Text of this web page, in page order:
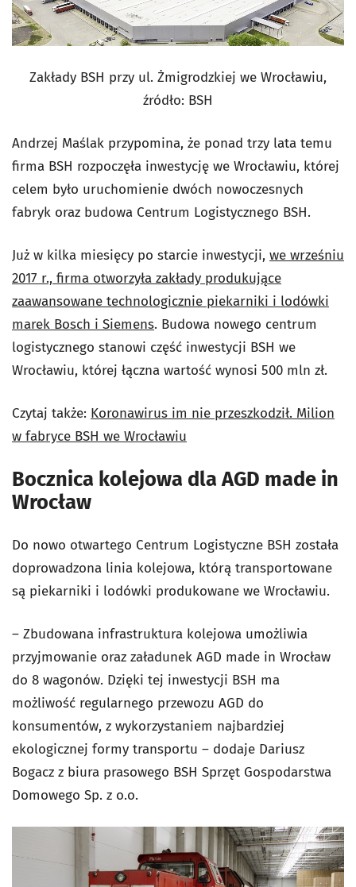
Zakłady BSH przy ul. Żmigrodzkiej we Wrocławiu,
źródło: BSH
Andrzej Maślak przypomina, że ponad trzy lata temu
firma BSH rozpoczęła inwestycję we Wrocławiu, której
celem było uruchomienie dwóch nowoczesnych
fabryk oraz budowa Centrum Logistycznego BSH.
Już w kilka miesięcy po starcie inwestycji, we wrześniu
2017 r., firma otworzyła zakłady produkujące
zaawansowane technologicznie piekarniki i lodówki
marek Bosch i Siemens. Budowa nowego centrum
logistycznego stanowi część inwestycji BSH we
Wrocławiu, której łączna wartość wynosi 500 mln zł.
Czytaj także: Koronawirus im nie przeszkodził. Milion
w fabryce BSH we Wrocławiu
Bocznica kolejowa dla AGD made in
Wrocław
Do nowo otwartego Centrum Logistyczne BSH została
doprowadzona linia kolejowa, którą transportowane
są piekarniki i lodówki produkowane we Wrocławiu.
– Zbudowana infrastruktura kolejowa umożliwia
przyjmowanie oraz załadunek AGD made in Wrocław
do 8 wagonów. Dzięki tej inwestycji BSH ma
możliwość regularnego przewozu AGD do
konsumentów, z wykorzystaniem najbardziej
ekologicznej formy transportu – dodaje Dariusz
Bogacz z biura prasowego BSH Sprzęt Gospodarstwa
Domowego Sp. z o.o.